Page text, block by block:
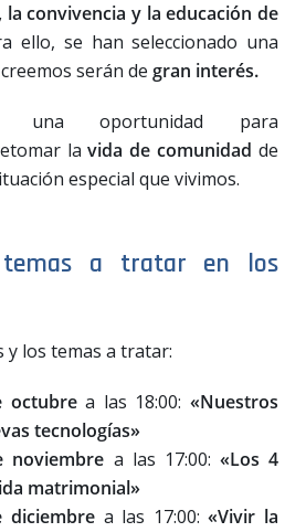
convivencia y la educación de
ello, se han seleccionado una
serán de gran interés.
una oportunidad para
lavida de comunidad de
especial que vivimos.
temas a tratar en los
y los temas a tratar:
octubrea las 18:00: «Nuestros
tecnologías»
noviembre a las 17:00: «Los 4
matrimonial»
diciembre a las 17:00: «Vivir la